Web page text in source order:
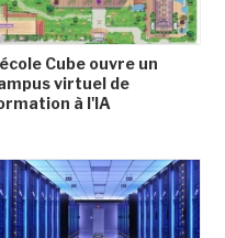
Cube ouvre un
virtuel de
à l'IA